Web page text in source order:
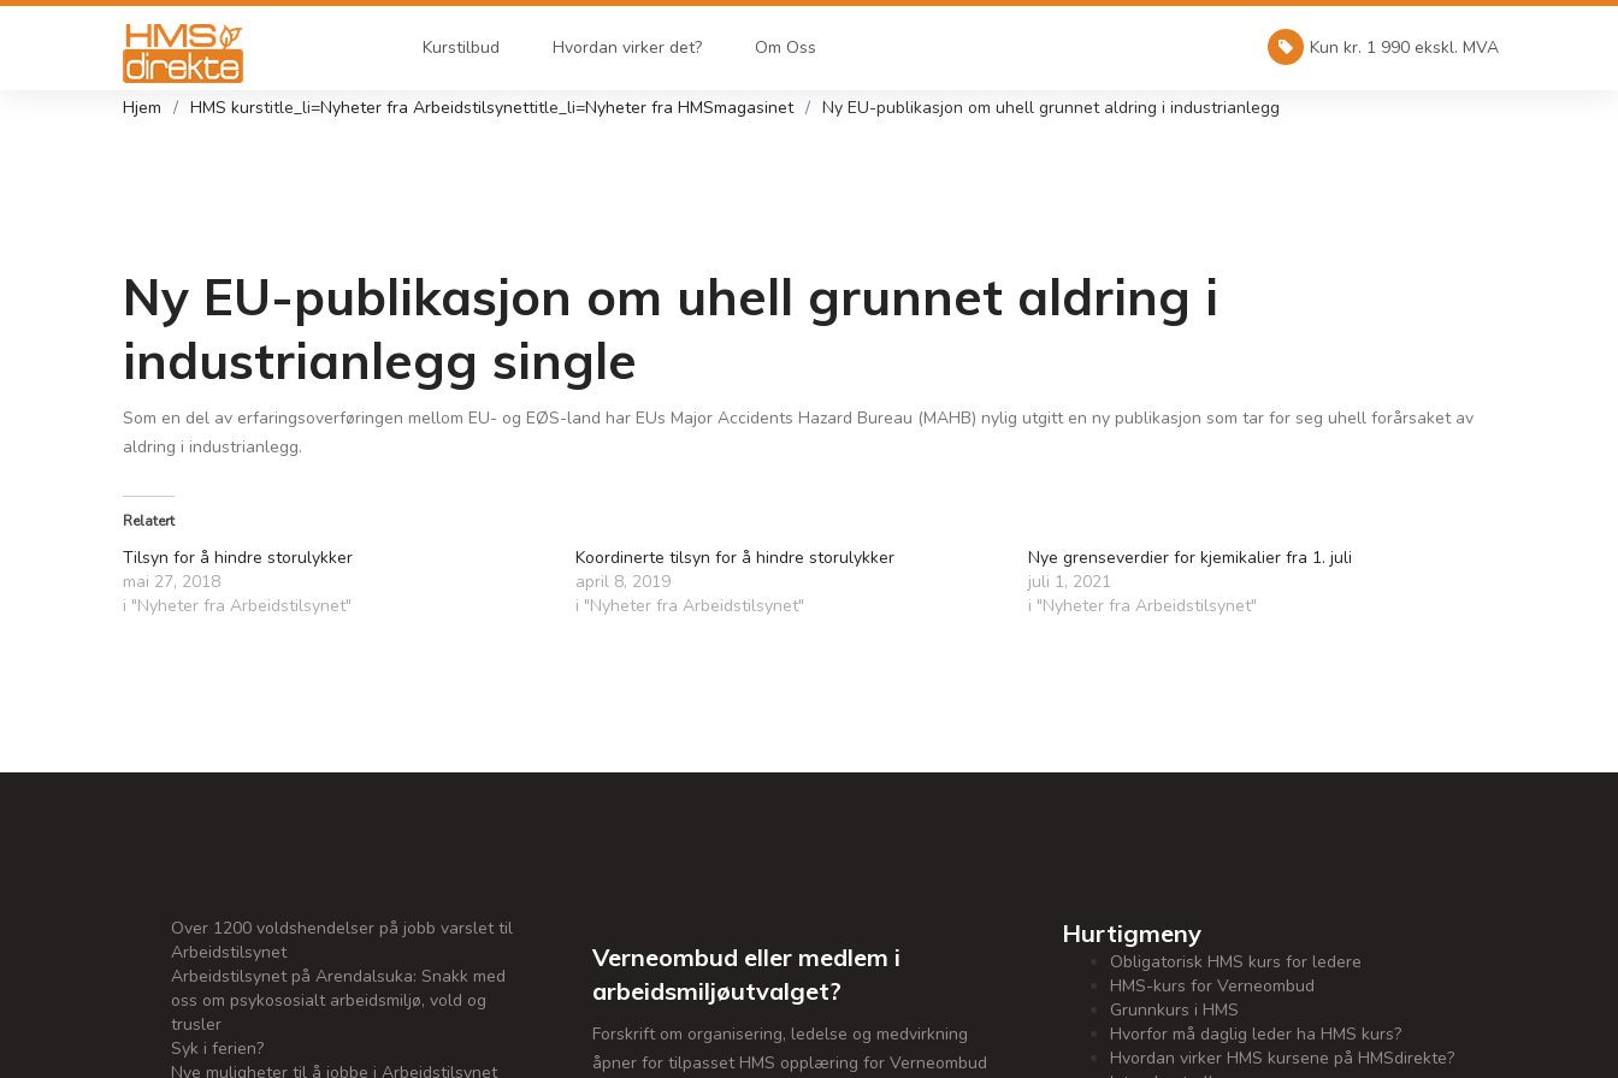
Kurstilbud Hvordan virker det? Om Oss Kun kr. 1 990 ekskl. MVA
Hjem HMS kurstitle_li=Nyheter fra Arbeidstilsynettitle_li=Nyheter fra HMSmagasinet Ny EU-publikasjon om uhell grunnet aldring i industrianlegg
Ny EU-publikasjon om uhell grunnet aldring i
industrianlegg single
Som en del av erfaringsoverføringen mellom EU- og EØS-land har EUs Major Accidents Hazard Bureau (MAHB) nylig utgitt en ny publikasjon som tar for seg uhell forårsaket av
aldring i industrianlegg.
Relatert
Tilsyn for å hindre storulykker
mai 27, 2018
i "Nyheter fra Arbeidstilsynet"
Koordinerte tilsyn for å hindre storulykker
april 8, 2019
i "Nyheter fra Arbeidstilsynet"
Nye grenseverdier for kjemikalier fra 1. juli
juli 1, 2021
i "Nyheter fra Arbeidstilsynet"
Over 1200 voldshendelser på jobb varslet til
Arbeidstilsynet
Arbeidstilsynet på Arendalsuka: Snakk med
oss om psykososialt arbeidsmiljø, vold og
trusler
Syk i ferien?
Nye muligheter til å jobbe i Arbeidstilsynet
Verneombud eller medlem i
arbeidsmiljøutvalget?
Forskrift om organisering, ledelse og medvirkning
åpner for tilpasset HMS opplæring for Verneombud
Hurtigmeny
Obligatorisk HMS kurs for ledere
HMS-kurs for Verneombud
Grunnkurs i HMS
Hvorfor må daglig leder ha HMS kurs?
Hvordan virker HMS kursene på HMSdirekte?